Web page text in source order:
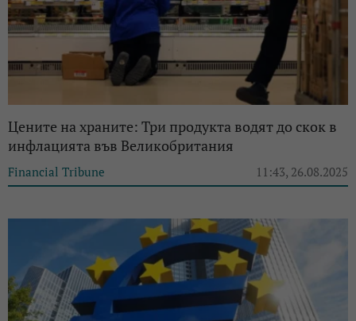
Цените на храните: Три продукта водят до скок в
инфлацията във Великобритания
Financial Tribune 11:43, 26.08.2025